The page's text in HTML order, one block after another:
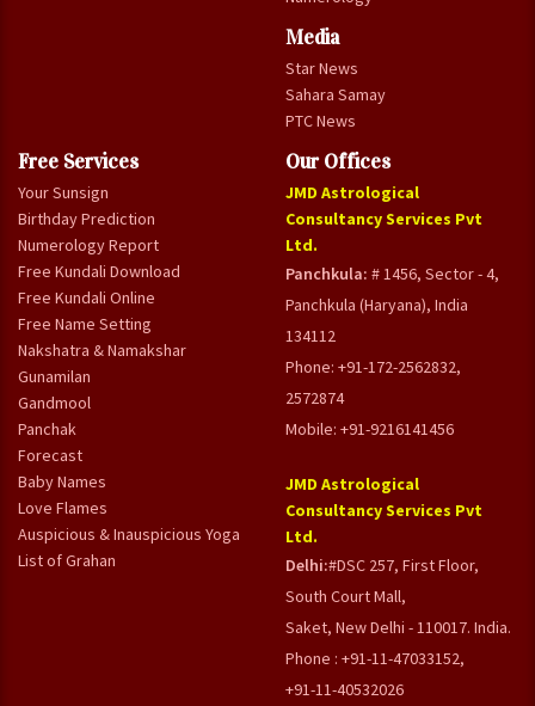
Media
Star News
Sahara Samay
PTC News
Free Services
Your Sunsign
Birthday Prediction
Numerology Report
Free Kundali Download
Free Kundali Online
Free Name Setting
Nakshatra & Namakshar
Gunamilan
Gandmool
Panchak
Forecast
Baby Names
Love Flames
Auspicious & Inauspicious Yoga
List of Grahan
Our Offices
JMD Astrological
Consultancy Services Pvt
Ltd.
Panchkula: # 1456, Sector - 4,
Panchkula (Haryana), India
134112
Phone: +91-172-2562832,
2572874
Mobile: +91-9216141456
JMD Astrological
Consultancy Services Pvt
Ltd.
Delhi:#DSC 257, First Floor,
South Court Mall,
Saket, New Delhi - 110017. India.
Phone : +91-11-47033152,
+91-11-40532026